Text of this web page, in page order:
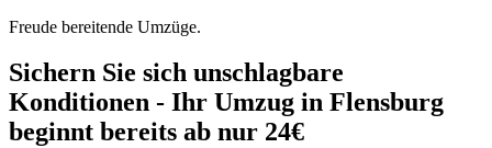
Freude bereitende Umzüge.
Sichern Sie sich unschlagbare
Konditionen - Ihr Umzug in Flensburg
beginnt bereits ab nur 24€